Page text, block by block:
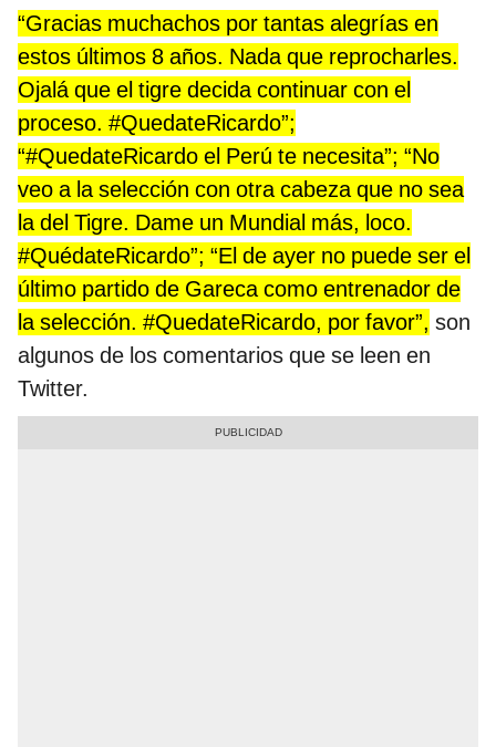
“Gracias muchachos por tantas alegrías en
estos últimos 8 años. Nada que reprocharles.
Ojalá que el tigre decida continuar con el
proceso. #QuedateRicardo”;
“#QuedateRicardo el Perú te necesita”; “No
veo a la selección con otra cabeza que no sea
la del Tigre. Dame un Mundial más, loco.
#QuédateRicardo”; “El de ayer no puede ser el
último partido de Gareca como entrenador de
la selección. #QuedateRicardo, por favor”, son
algunos de los comentarios que se leen en
Twitter.